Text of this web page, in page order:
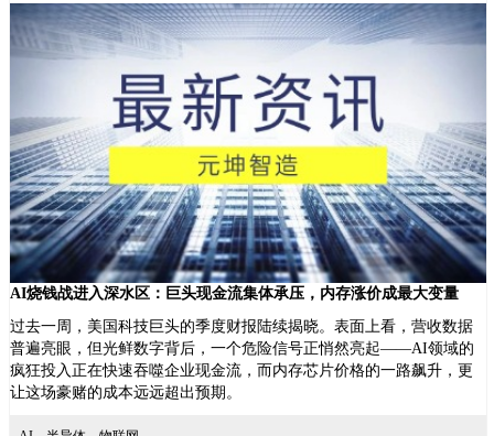
AI烧钱战进入深水区：巨头现金流集体承压，内存涨价成最大变量
过去一周，美国科技巨头的季度财报陆续揭晓。表面上看，营收数据
普遍亮眼，但光鲜数字背后，一个危险信号正悄然亮起——AI领域的
疯狂投入正在快速吞噬企业现金流，而内存芯片价格的一路飙升，更
让这场豪赌的成本远远超出预期。